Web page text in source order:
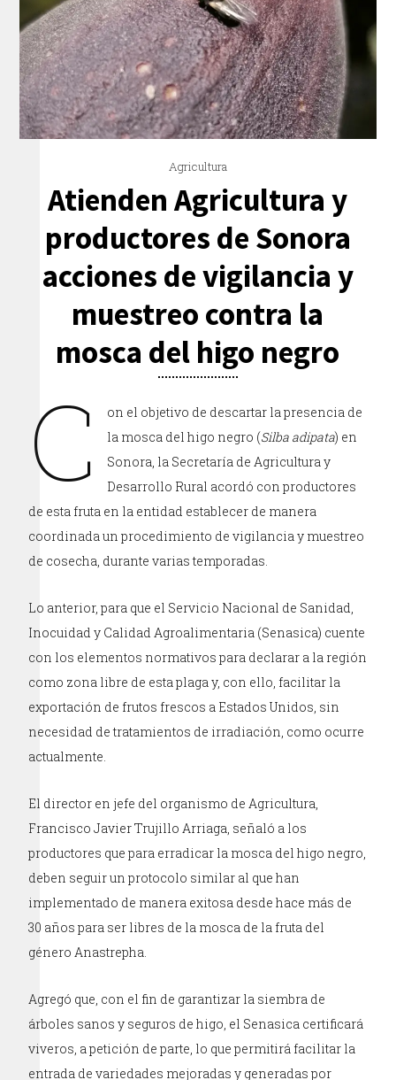
Agricultura
Atienden Agricultura y
productores de Sonora
acciones de vigilancia y
muestreo contra la
mosca del higo negro
C
on el objetivo de descartar la presencia de
la mosca del higo negro (Silba adipata) en
Sonora, la Secretaría de Agricultura y
Desarrollo Rural acordó con productores
de esta fruta en la entidad establecer de manera
coordinada un procedimiento de vigilancia y muestreo
de cosecha, durante varias temporadas.
Lo anterior, para que el Servicio Nacional de Sanidad,
Inocuidad y Calidad Agroalimentaria (Senasica) cuente
con los elementos normativos para declarar a la región
como zona libre de esta plaga y, con ello, facilitar la
exportación de frutos frescos a Estados Unidos, sin
necesidad de tratamientos de irradiación, como ocurre
actualmente.
El director en jefe del organismo de Agricultura,
Francisco Javier Trujillo Arriaga, señaló a los
productores que para erradicar la mosca del higo negro,
deben seguir un protocolo similar al que han
implementado de manera exitosa desde hace más de
30 años para ser libres de la mosca de la fruta del
género Anastrepha.
Agregó que, con el fin de garantizar la siembra de
árboles sanos y seguros de higo, el Senasica certificará
viveros, a petición de parte, lo que permitirá facilitar la
entrada de variedades mejoradas y generadas por